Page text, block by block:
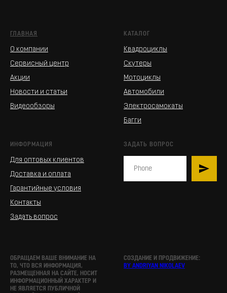
ГЛАВНАЯ
О компании
Сервисный центр
Акции
Новости и статьи
Видеообзоры
КАТАЛОГ
Квадроциклы
Скутеры
Мотоциклы
Автомобили
Электросамокаты
Багги
ИНФОРМАЦИЯ
Для оптовых клиентов
Доставка и оплата
Гарантийные условия
Контакты
Задать вопрос
ЗАДАТЬ ВОПРОС
ОБРАЩАЕМ ВАШЕ ВНИМАНИЕ НА
ТО, ЧТО ВСЯ ИНФОРМАЦИЯ,
РАЗМЕЩЕННАЯ НА САЙТЕ, НОСИТ
ИНФОРМАЦИОННЫЙ ХАРАКТЕР И
НЕ ЯВЛЯЕТСЯ ПУБЛИЧНОЙ
СОЗДАНИЕ И ПРОДВИЖЕНИЕ:
BY ANDRIYAN NIKOLAEV